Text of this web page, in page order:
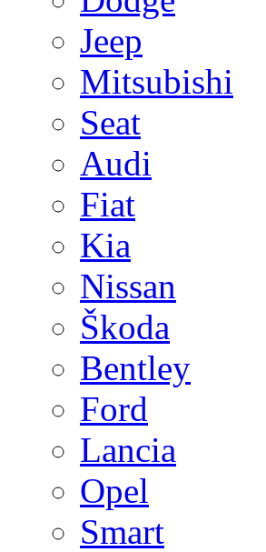
Jeep
Mitsubishi
Seat
Audi
Fiat
Kia
Nissan
Škoda
Bentley
Ford
Lancia
Opel
Smart